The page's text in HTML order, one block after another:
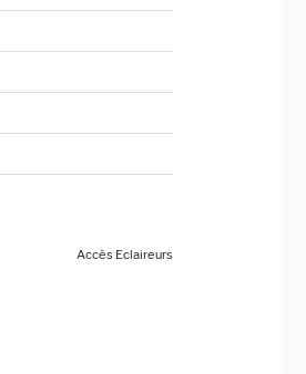
Accès Eclaireurs